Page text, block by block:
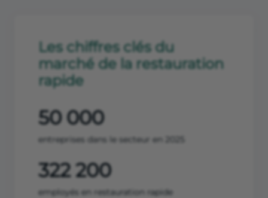
Les chiffres clés du
marché de la restauration
rapide
50 000
entreprises dans le secteur en 2025
322 200
employés en restauration rapide